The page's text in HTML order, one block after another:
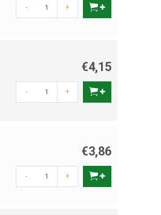
- +
€4,15
- +
€3,86
- +